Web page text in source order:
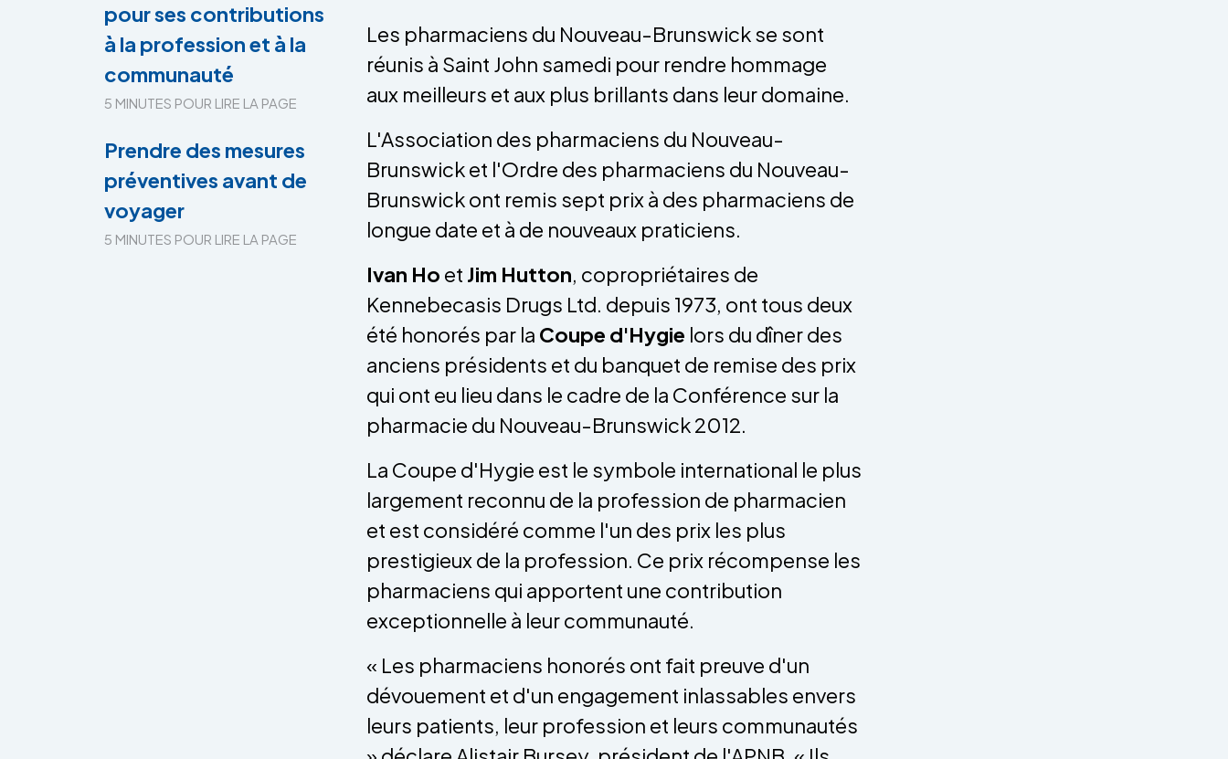
pour ses contributions
à la profession et à la
communauté
5 MINUTES POUR LIRE LA PAGE
Prendre des mesures
préventives avant de
voyager
5 MINUTES POUR LIRE LA PAGE
Les pharmaciens du Nouveau-Brunswick se sont
réunis à Saint John samedi pour rendre hommage
aux meilleurs et aux plus brillants dans leur domaine.
L'Association des pharmaciens du Nouveau-
Brunswick et l'Ordre des pharmaciens du Nouveau-
Brunswick ont remis sept prix à des pharmaciens de
longue date et à de nouveaux praticiens.
Ivan Ho et Jim Hutton, copropriétaires de
Kennebecasis Drugs Ltd. depuis 1973, ont tous deux
été honorés par la Coupe d'Hygie lors du dîner des
anciens présidents et du banquet de remise des prix
qui ont eu lieu dans le cadre de la Conférence sur la
pharmacie du Nouveau-Brunswick 2012.
La Coupe d'Hygie est le symbole international le plus
largement reconnu de la profession de pharmacien
et est considéré comme l'un des prix les plus
prestigieux de la profession. Ce prix récompense les
pharmaciens qui apportent une contribution
exceptionnelle à leur communauté.
« Les pharmaciens honorés ont fait preuve d'un
dévouement et d'un engagement inlassables envers
leurs patients, leur profession et leurs communautés